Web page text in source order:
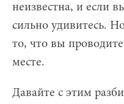
неизвестна, и если
сильно удивитесь.
то, что вы
месте.
Давайте с этим